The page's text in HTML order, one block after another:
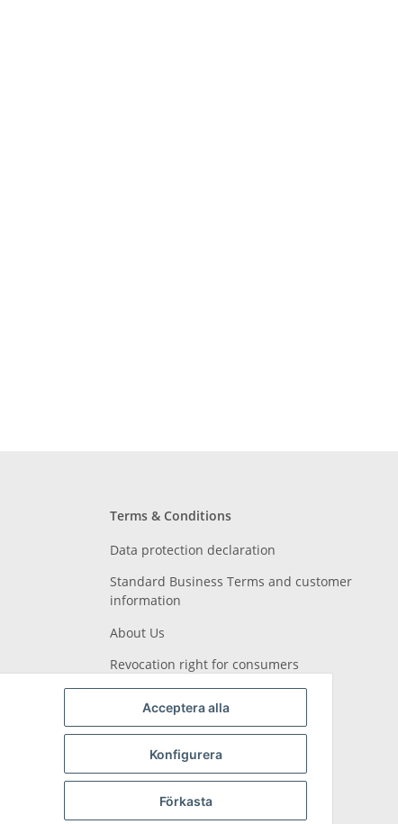
Acceptera alla
Konfigurera
Förkasta
Terms & Conditions
Data protection declaration
Standard Business Terms and customer
information
About Us
Revocation right for consumers